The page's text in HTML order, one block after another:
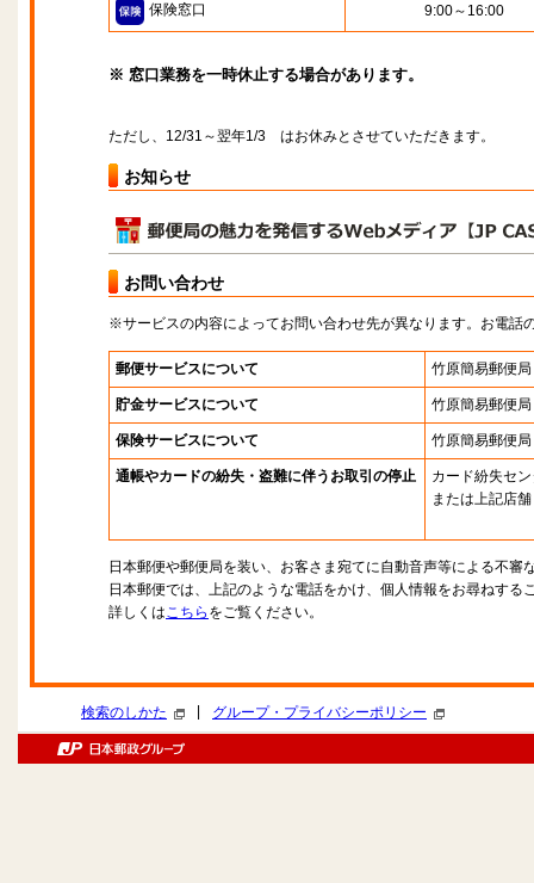
保険窓口 9:00～16:00
※ 窓口業務を一時休止する場合があります。
ただし、12/31～翌年1/3 はお休みとさせていただきます。
お知らせ
お問い合わせ
※サービスの内容によってお問い合わせ先が異なります。お電話
郵便サービスについて 竹原簡易郵便局
貯金サービスについて 竹原簡易郵便局
保険サービスについて 竹原簡易郵便局
通帳やカードの紛失・盗難に伴うお取引の停止
カード紛失セ
または上記店舗
日本郵便や郵便局を装い、お客さま宛てに自動音声等による不審
日本郵便では、上記のような電話をかけ、個人情報をお尋ねする
詳しくはこちら をご覧ください。
検索のしかた グループ・プライバシーポリシー